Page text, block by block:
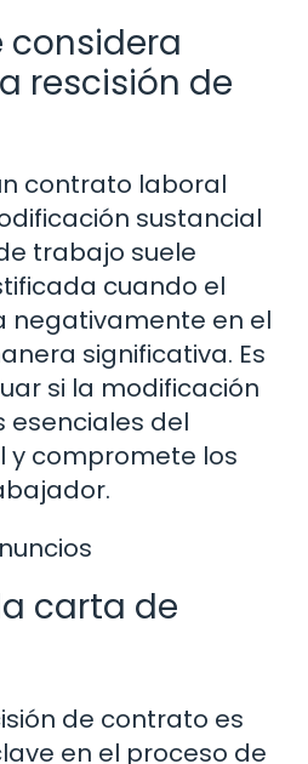
considera
rescisión de
contrato laboral
sustancial
trabajo suele
cuando el
negativamente en el
significativa. Es
si la modificación
del
y compromete los
carta de
de contrato es
en el proceso de